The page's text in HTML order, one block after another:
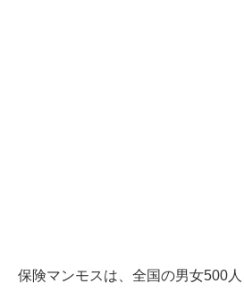
保険マンモスは、全国の男女500